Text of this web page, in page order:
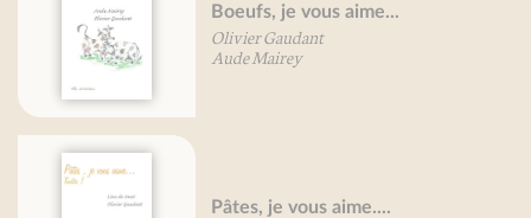
Boeufs, je vous aime...
Olivier Gaudant
Aude Mairey
Pâtes, je vous aime....